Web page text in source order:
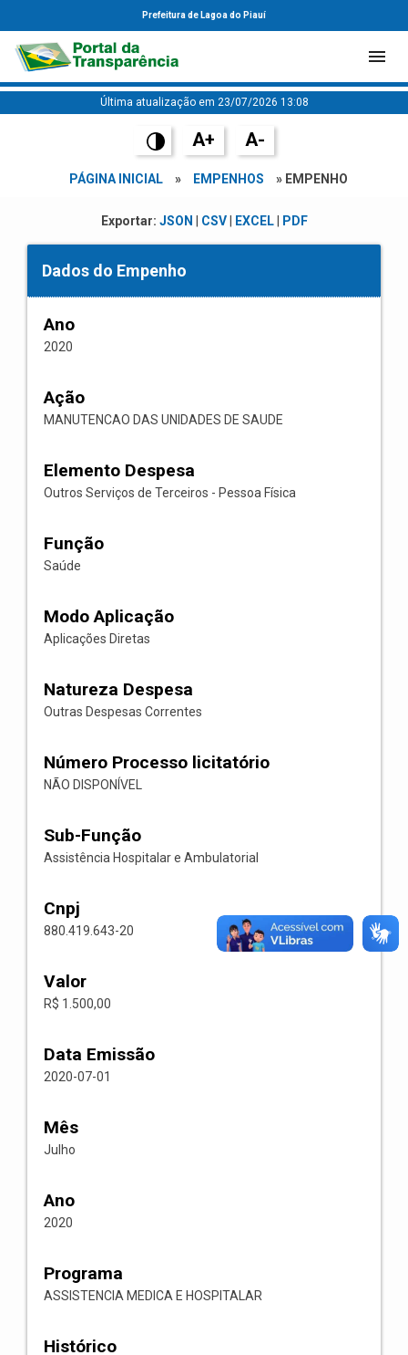
Prefeitura de Lagoa do Piauí
Última atualização em 23/07/2026 13:08
A+ A-
PÁGINA INICIAL » EMPENHOS » EMPENHO
Exportar: JSON CSV| EXCEL| PDF
Dados do Empenho
Ano
2020
Ação
MANUTENCAO DAS UNIDADES DE SAUDE
Elemento Despesa
Outros Serviços de Terceiros - Pessoa Física
Função
Saúde
Modo Aplicação
Aplicações Diretas
Natureza Despesa
Outras Despesas Correntes
Número Processo licitatório
NÃO DISPONÍVEL
Sub-Função
Assistência Hospitalar e Ambulatorial
Cnpj
880.419.643-20
Valor
R$ 1.500,00
Data Emissão
2020-07-01
Mês
Julho
Ano
2020
Programa
ASSISTENCIA MEDICA E HOSPITALAR
Histórico